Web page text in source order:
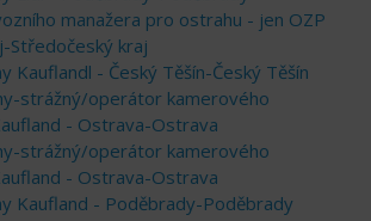
manažera pro ostrahu - jen OZP
Středočeský kraj
Kauflandl - Český Těšín-Český Těšín
strážný/operátor kamerového
- Ostrava-Ostrava
strážný/operátor kamerového
- Ostrava-Ostrava
Kaufland - Poděbrady-Poděbrady